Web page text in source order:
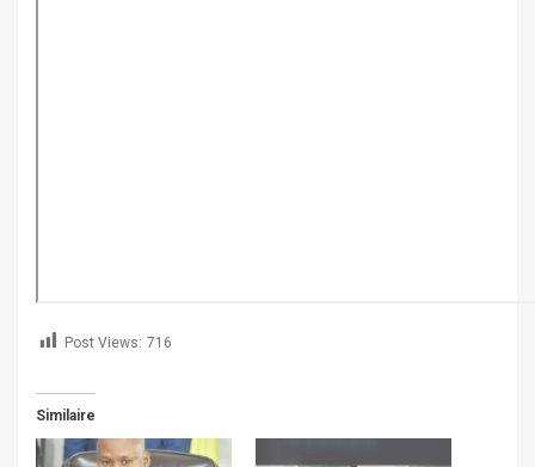
Post Views: 716
Similaire